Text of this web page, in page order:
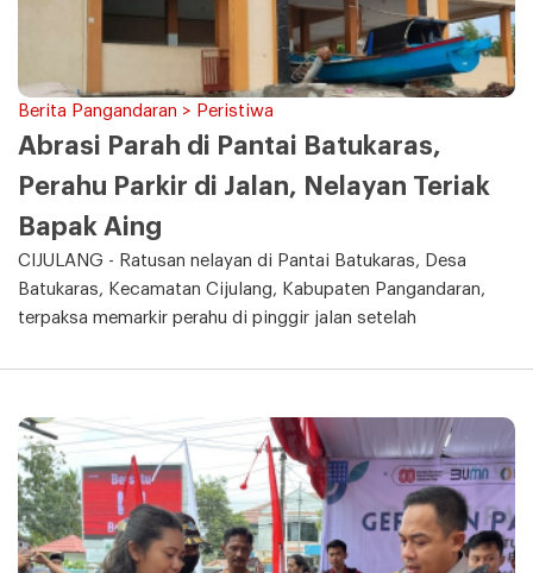
Berita Pangandaran > Peristiwa
Abrasi Parah di Pantai Batukaras,
Perahu Parkir di Jalan, Nelayan Teriak
Bapak Aing
CIJULANG - Ratusan nelayan di Pantai Batukaras, Desa
Batukaras, Kecamatan Cijulang, Kabupaten Pangandaran,
terpaksa memarkir perahu di pinggir jalan setelah